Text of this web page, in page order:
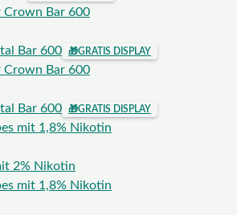
Crown Bar 600
Bar 600
🎁GRATIS DISPLAY
Crown Bar 600
Bar 600
🎁GRATIS DISPLAY
mit 1,8% Nikotin
2% Nikotin
mit 1,8% Nikotin